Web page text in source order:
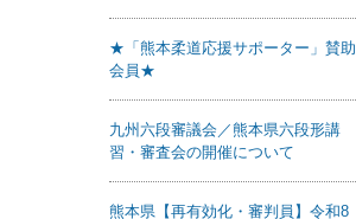
★「熊本柔道応援サポーター」賛助
会員★
九州六段審議会／熊本県六段形講
習・審査会の開催について
熊本県【再有効化・審判員】令和8